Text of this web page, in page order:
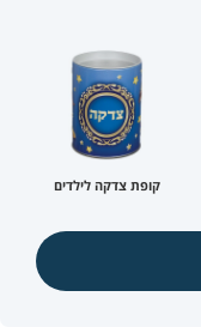
קופת צדקה לילדים